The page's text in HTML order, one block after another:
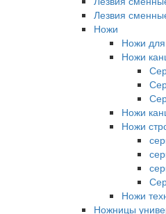
Лезвия
Ножи
Ножи для
Ножи
Ножи
Ножи
Ножи
Ножницы